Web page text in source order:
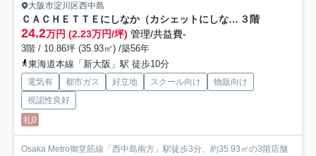
大阪市淀川区西中島
ＣＡＣＨＥＴＴＥにしなか（カシェットにしなか） ３階
24.2万円 (2.23万円/坪) 管理/共益費-
3階 / 10.86坪 (35.93㎡) /築56年
東海道本線「新大阪」駅 徒歩10分
電気有 都市ガス 好立地 スクール向け
物販向け
視認性良好
礼0
Osaka Metro御堂筋線「西中島南方」駅徒歩3分、約35.93㎡の3階店舗